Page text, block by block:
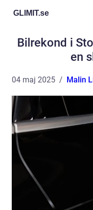
GLIMIT.se
Bilrekond i
en
04 maj 2025 Malin